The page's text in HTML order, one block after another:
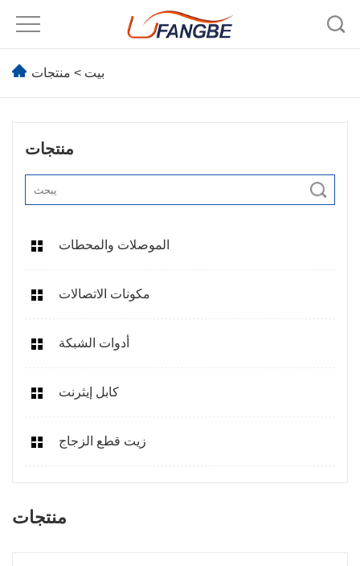
بيت > منتجات
منتجات
الموصلات والمحطات
مكونات الاتصالات
أدوات الشبكة
كابل إيثرنت
زيت قطع الزجاج
منتجات